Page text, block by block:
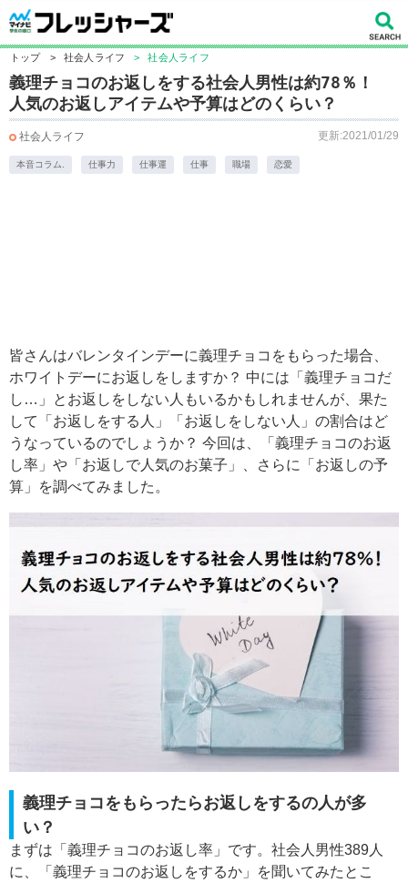
トップ > 社会人ライフ > 社会人ライフ
義理チョコのお返しをする社会人男性は約78％！
人気のお返しアイテムや予算はどのくらい？
社会人ライフ 更新:2021/01/29
本音コラム. 仕事力 仕事運 仕事 職場 恋愛
皆さんはバレンタインデーに義理チョコをもらった場合、
ホワイトデーにお返しをしますか？ 中には「義理チョコだ
し…」とお返しをしない人もいるかもしれませんが、果た
して「お返しをする人」「お返しをしない人」の割合はど
うなっているのでしょうか？ 今回は、「義理チョコのお返
し率」や「お返しで人気のお菓子」、さらに「お返しの予
算」を調べてみました。
義理チョコをもらったらお返しをするの人が多
い？
まずは「義理チョコのお返し率」です。社会人男性389人
に、「義理チョコのお返しをするか」を聞いてみたとこ